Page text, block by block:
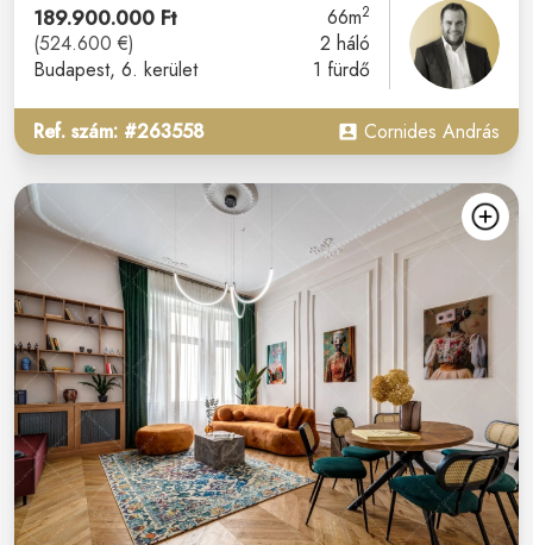
189.900.000 Ft
(524.600 €)
Budapest, 6. kerület
66m2
2 háló
1 fürdő
Ref. szám: #263558 Cornides András